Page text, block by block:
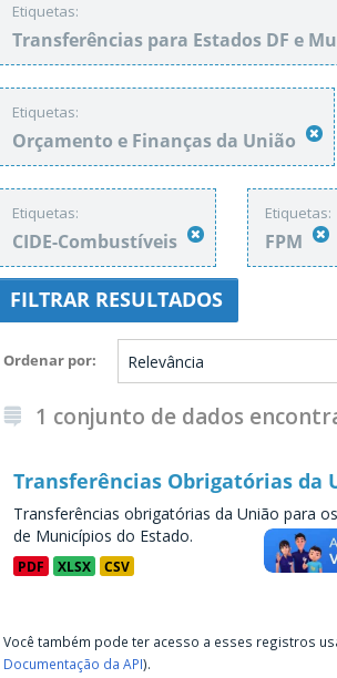
Etiquetas:
Transferências para Estados DF e
Etiquetas:
Orçamento e Finanças da União
Etiquetas:
CIDE-Combustíveis
Etiquetas:
FPM
FILTRAR RESULTADOS
Ordenar por
1 conjunto de dados
Transferências Obrigatórias da
Transferências obrigatórias da União para
de Municípios do Estado.
PDF XLSX CSV
Você também pode ter acesso a esses registros
Documentação da API).